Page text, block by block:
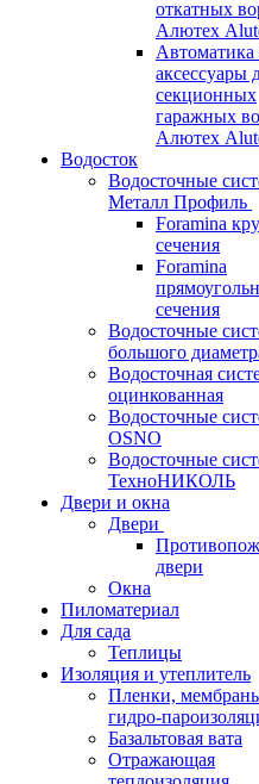
откатных
Алютех
Автоматика
аксессуары
секционных
гаражных
Алютех
Водосток
Водосточные
Металл Профиль
Foramina
сечения
Foramina
сечения
Водосточные
большого
Водосточная
оцинкованная
Водосточные
OSNO
Водосточные
ТехноНИКОЛЬ
Двери и окна
Двери
двери
Окна
Пиломатериал
Для сада
Теплицы
Изоляция и утеплитель
Пленки,
гидро-
Базальтовая вата
Отражающая